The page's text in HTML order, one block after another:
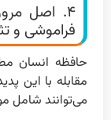
۴. اصل
فراموشی و
حافظه انسان
مقابله با این
می‌توانند شامل